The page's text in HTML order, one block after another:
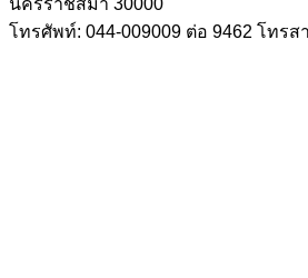
นครราชสีมา 30000
โทรศัพท์: 044-009009 ต่อ 9462 โทรส